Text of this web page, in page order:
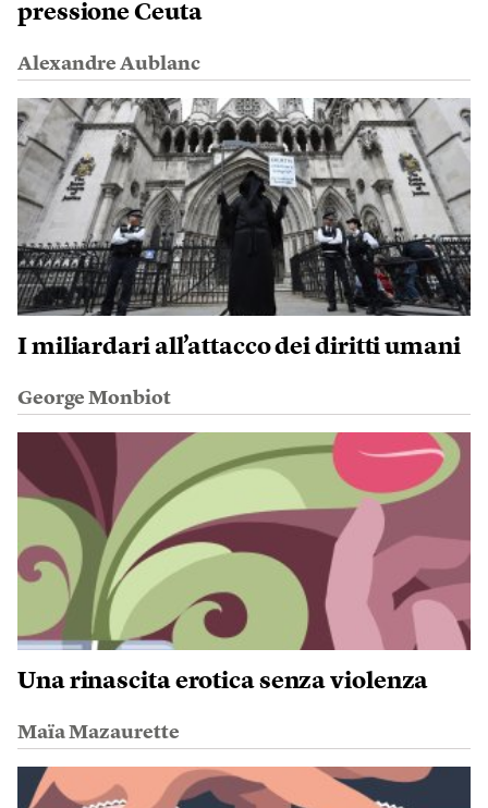
pressione Ceuta
Alexandre Aublanc
I miliardari all’attacco dei diritti umani
George Monbiot
Una rinascita erotica senza violenza
Maïa Mazaurette